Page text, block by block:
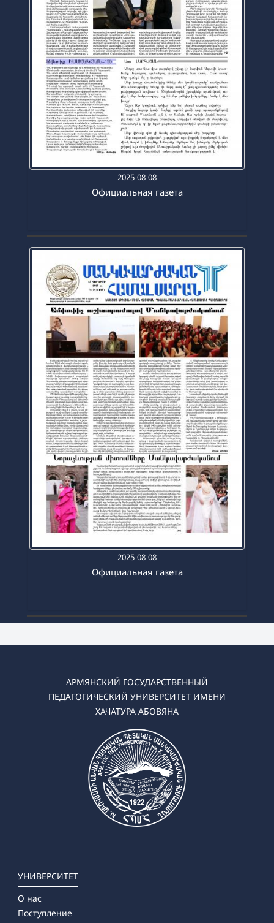
2025-08-08
Официальная газета
2025-08-08
Официальная газета
АРМЯНСКИЙ ГОСУДАРСТВЕННЫЙ
ПЕДАГОГИЧЕСКИЙ УНИВЕРСИТЕТ ИМЕНИ
ХАЧАТУРА АБОВЯНА
УНИВЕРСИТЕТ
О нас
Поступление